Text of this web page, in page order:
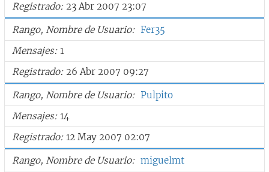
Registrado 23 Abr 2007 23:07
Rango, Nombre de Usuario
Fer35
Mensajes 1
Registrado 26 Abr 2007 09:27
Rango, Nombre de Usuario
Pulpito
Mensajes 14
Registrado 12 May 2007 02:07
Rango, Nombre de Usuario
miguelmt